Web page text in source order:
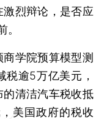
烈辩论，是否应
。
学院预算模型测
税逾5万亿美元，
清洁汽车税收抵
美国政府的税收